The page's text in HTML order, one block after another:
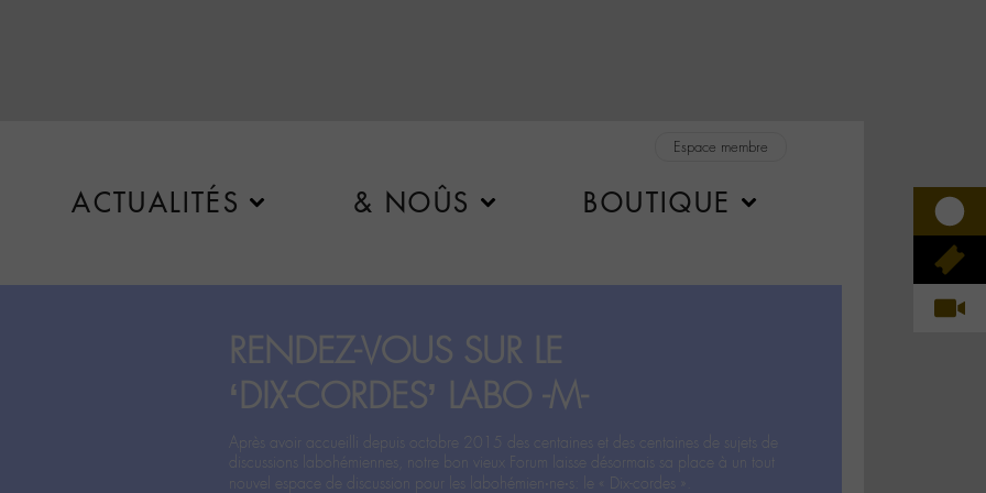
Espace membre
ACTUALITÉS & NOÛS BOUTIQUE
RENDEZ-VOUS SUR LE
‘DIX-CORDES’ LABO -M-
Après avoir accueilli depuis octobre 2015 des centaines et des centaines de sujets de
discussions labohémiennes, notre bon vieux Forum laisse désormais sa place à un tout
nouvel espace de discussion pour les labohémien‧ne‧s: le « Dix-cordes ».